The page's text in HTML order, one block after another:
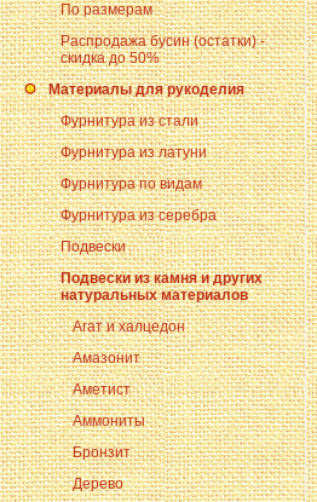
По размерам
Распродажа бусин (остатки) -
скидка до 50%
Материалы для рукоделия
Фурнитура из стали
Фурнитура из латуни
Фурнитура по видам
Фурнитура из серебра
Подвески
Подвески из камня и других
натуральных материалов
Агат и халцедон
Амазонит
Аметист
Аммониты
Бронзит
Дерево